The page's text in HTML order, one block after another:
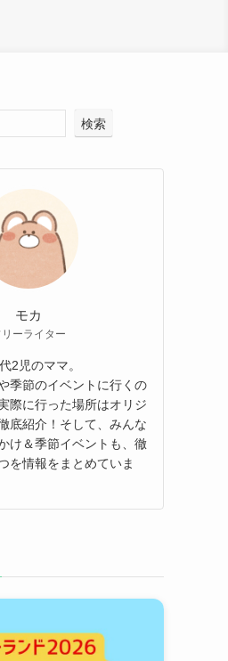
検索
モカ
リーライター
2児のママ。
季節のイベントに行くの
際に行った場所はオリジ
底紹介！そして、みんな
け＆季節イベントも、徹
を情報をまとめていま